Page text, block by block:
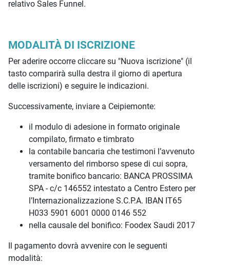
relativo Sales Funnel.
MODALITÀ DI ISCRIZIONE
Per aderire occorre cliccare su "Nuova iscrizione" (il
tasto comparirà sulla destra il giorno di apertura
delle iscrizioni) e seguire le indicazioni.
Successivamente, inviare a Ceipiemonte:
il modulo di adesione in formato originale
compilato, firmato e timbrato
la contabile bancaria che testimoni l’avvenuto
versamento del rimborso spese di cui sopra,
tramite bonifico bancario: BANCA PROSSIMA
SPA - c/c 146552 intestato a Centro Estero per
l’Internazionalizzazione S.C.P.A. IBAN IT65
H033 5901 6001 0000 0146 552
nella causale del bonifico: Foodex Saudi 2017
Il pagamento dovrà avvenire con le seguenti
modalità: